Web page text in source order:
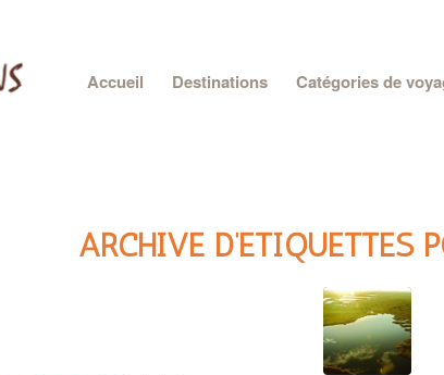
Accueil Destinations Catégories de
ARCHIVE D’ÉTIQUETTES